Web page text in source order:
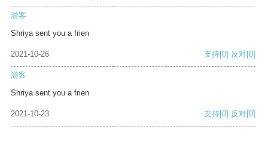
游客
Shriya sent you a frien
2021-10-26 支持[0] 反对[0]
游客
Shriya sent you a frien
2021-10-23 支持[0] 反对[0]